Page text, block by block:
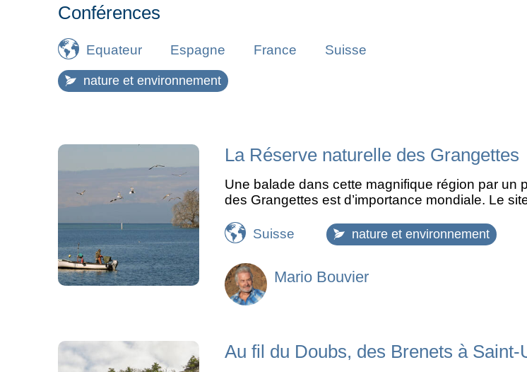
Conférences
Equateur Espagne France Suisse
nature et environnement
La Réserve naturelle des Grangettes
Une balade dans cette magnifique région par un
des Grangettes est d’importance mondiale. Le
Suisse nature et environnement
Mario Bouvier
Au fil du Doubs, des Brenets à Saint-